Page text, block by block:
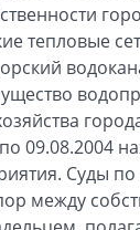
тепловые
09.08.2004
Суды
между